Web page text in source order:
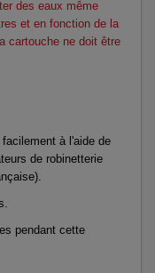
des eaux même
et en fonction de la
cartouche ne doit être
à l'aide de
de robinetterie
pendant cette